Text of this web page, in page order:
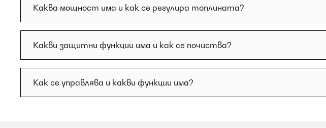
Каква мощност има и как се регулира топлината?
Какви защитни функции има и как се почиства?
Как се управлява и какви функции има?